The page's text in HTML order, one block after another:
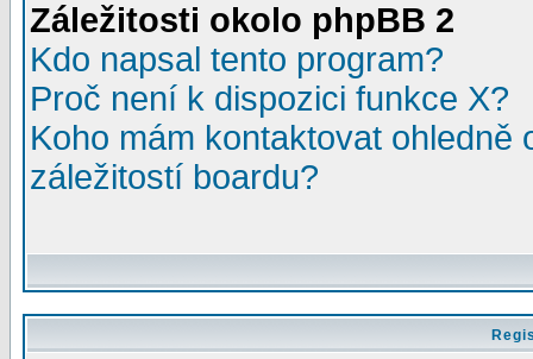
Záležitosti okolo phpBB 2
Kdo napsal tento program?
Proč není k dispozici funkce X?
Koho mám kontaktovat
záležitostí boardu?